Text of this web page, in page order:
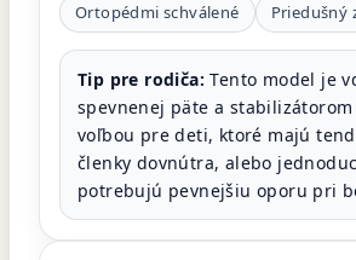
Ortopédmi schválené
Priedušný
Tip pre rodiča: Tento model je
spevnenej päte a
voľbou pre deti, ktoré majú
členky dovnútra, alebo
potrebujú pevnejšiu oporu pri